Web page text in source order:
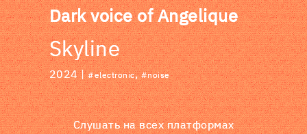
Dark voice of Angelique
Skyline
2024 |#electronic,#noise
Слушать на всех платформах